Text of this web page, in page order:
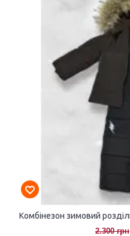
2.300 грн